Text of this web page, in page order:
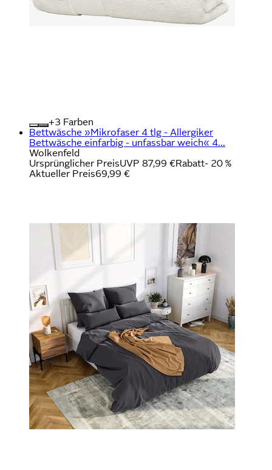
+
Farben
Bettwäsche »Mikrofaser 4 tlg - Allergiker
Bettwäsche einfarbig - unfassbar weich« 4...
Wolkenfeld
Ursprünglicher PreisUVP 87,99 €Rabatt- 20 %
Aktueller Preis69,99 €